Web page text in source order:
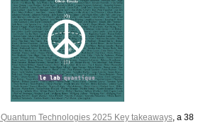
Technologies 2025 Key takeaways, a 38